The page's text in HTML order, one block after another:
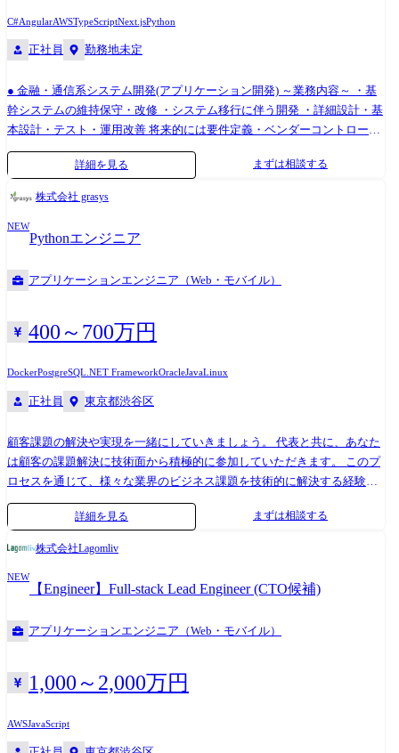
ニアにとって働きやすい環境です。 ＜(2)技術が大好きな人たちが集まっ
もあり、技術好きの社員が多数在籍しています。そのため開発の際も年
次や役職など関係無く、議論をしながらより良い製品づくりに努めてい
ます。 変更の範囲:会社の定める業務
C#AngularAWSTypeScriptNext.jsPython
正社員 勤務地未定
● 金融・通信系システム開発(アプリケーション開発) ～業務内容～ ・基
幹システムの維持保守・改修 ・システム移行に伴う開発 ・詳細設計・基
本設計・テスト・運用改善 将来的には要件定義・ベンダーコントロー
ル・PM/PLへステップアップ可能! ～使用技術例(※いずれかの経験があ
れば歓迎)～ Java/C#/Python/Oracle/Linux/AWS など ● 情報システム部門
向け開発(社内システム・業務効率化ツール) ～業務内容～ ・社内向けシ
発 ・システム管理、運用改善、セキュリティ対応 多様な技術に触れなが
ら、幅広い領域でスキルを伸ばせます! ～使用技術例(※いずれかの経験
があれば歓迎)～ Java/VB.NET/C++/C♯/COBOL/PL/SQL/RPA/AWS・Azure/
生成AIツール など プロジェクト紹介 ①官公庁系業務システム新規構築PJ
・Java(Spring)を用いたバックエンド開発 ・Angular(JavaScript)を用いた
フロントエンド開発 ・生成AIを活用したコーディング ●活かせるスキル/
Angular(JavaScript)を用いたフロントエンド開発経験 ・Azure環境での開
コーディング経験 ●勤務地 都内(リモート可能) ②製造業の基幹シス
テムリプレースに伴うシステムの刷新案件 ●業務内容 ・Webシステムの
設計～開発業務 ・Java(Spring Boot)を用いたサーバーサイド開発 ・
React(Next.js)/TypeScriptを用いたフロントエンド開発 ・基本設計～詳細
設計、実装、テスト対応 ・チーム内でのレビュー対応、仕様調整 ●活か
せるご経験/スキル ・React または Next.jsでの開発経験 ・Java(1.8以
町(リモート併用)
詳細を見る まずは相談する
株式会社 grasys
NEW
Pythonエンジニア
アプリケーションエンジニア（Web・モバイル）
400～700万円
DockerPostgreSQL .NET FrameworkOracleJavaLinux
正社員 東京都渋谷区
顧客課題の解決や実現を一緒にしていきましょう。 代表と共に、あなた
は顧客の課題解決に技術面から積極的に参加していただきます。 このプ
ロセスを通じて、様々な業界のビジネス課題を技術的に解決する経験を
積むことができます。 その結果、技術応用の範囲を広げることができる
と考えています。 また、自社プロダクトの開発に参加して頂くこともあ
な体験と経験ができる環境 エンジニアの成長に必要なものには体験と経
験があると考えています。 grasysはその体験と経験に以下の要素が重要
だと定義しています。 ○技術的リソース ・ 投入可能なコンピューティン
グリソース ・ナレッジ ○プロジェクト ・実際に手を動かして対応できる
活発な意見交換によるInput/Output ・システムレビュー ・日頃からの技
術的なコミュニケーション ●案件例 私たちの主な業務はデータ基盤を取
詳細を見る まずは相談する
株式会社Lagomliv
NEW
【Engineer】Full-stack Lead Engineer (CTO候補)
アプリケーションエンジニア（Web・モバイル）
1,000～2,000万円
AWSJavaScript